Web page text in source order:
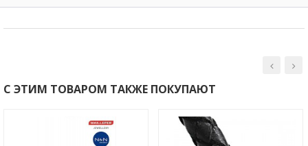
С ЭТИМ ТОВАРОМ ТАКЖЕ ПОКУПАЮТ